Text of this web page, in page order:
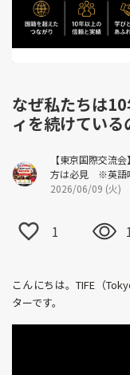
なぜ私たちは
ィを続けている
【東京国際交流
方は必見 ※英語
2026/06/09 (火)
1
こんにちは。TIFE（
ターです。